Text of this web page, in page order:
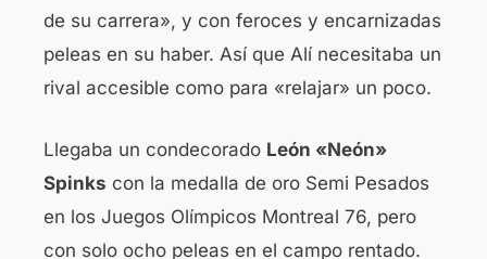
de su carrera», y con feroces y encarnizadas
peleas en su haber. Así que Alí necesitaba un
rival accesible como para «relajar» un poco.
Llegaba un condecorado León «Neón»
Spinks con la medalla de oro Semi Pesados
en los Juegos Olímpicos Montreal 76, pero
con solo ocho peleas en el campo rentado.